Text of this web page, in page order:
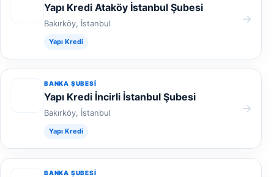
Yapı Kredi Ataköy İstanbul Şubesi
Bakırköy, İstanbul
Yapı Kredi
→
BANKA ŞUBESI
Yapı Kredi İncirli İstanbul Şubesi
Bakırköy, İstanbul
Yapı Kredi
→
BANKA ŞUBESI